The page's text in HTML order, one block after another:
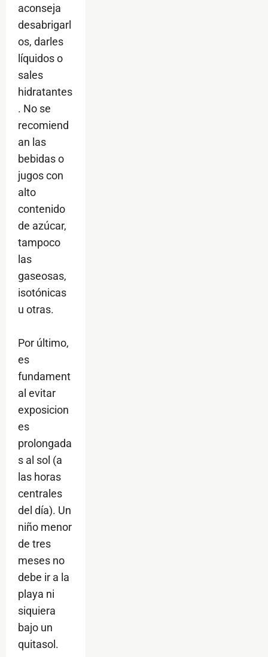
aconseja
desabrigarl
os, darles
líquidos o
sales
hidratantes
. No se
recomiend
an las
bebidas o
jugos con
alto
contenido
de azúcar,
tampoco
las
gaseosas,
isotónicas
u otras.
Por último,
es
fundament
al evitar
exposicion
es
prolongada
s al sol (a
las horas
centrales
del día). Un
niño menor
de tres
meses no
debe ir a la
playa ni
siquiera
bajo un
quitasol.